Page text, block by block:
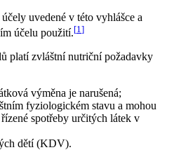
uvedené v této vyhlášce a
účelu použití.[1 ]
platí zvláštní nutriční požadavky
výměna je narušená;
fyziologickém stavu a mohou
spotřeby určitých látek v
dětí (KDV).